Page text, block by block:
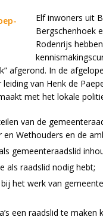
Elf inwoners uit
Bergschenhoek
Rodenrijs
afgerond. In de
van Henk de
met het lokale
van de
en Wethouders en de
gemeenteraadslid
als raadslid nodig hebt;
het werk van
een raadslid te maken